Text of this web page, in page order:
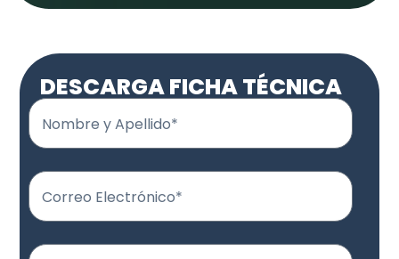
DESCARGA FICHA TÉCNICA
Nombre y Apellido*
Correo Electrónico*